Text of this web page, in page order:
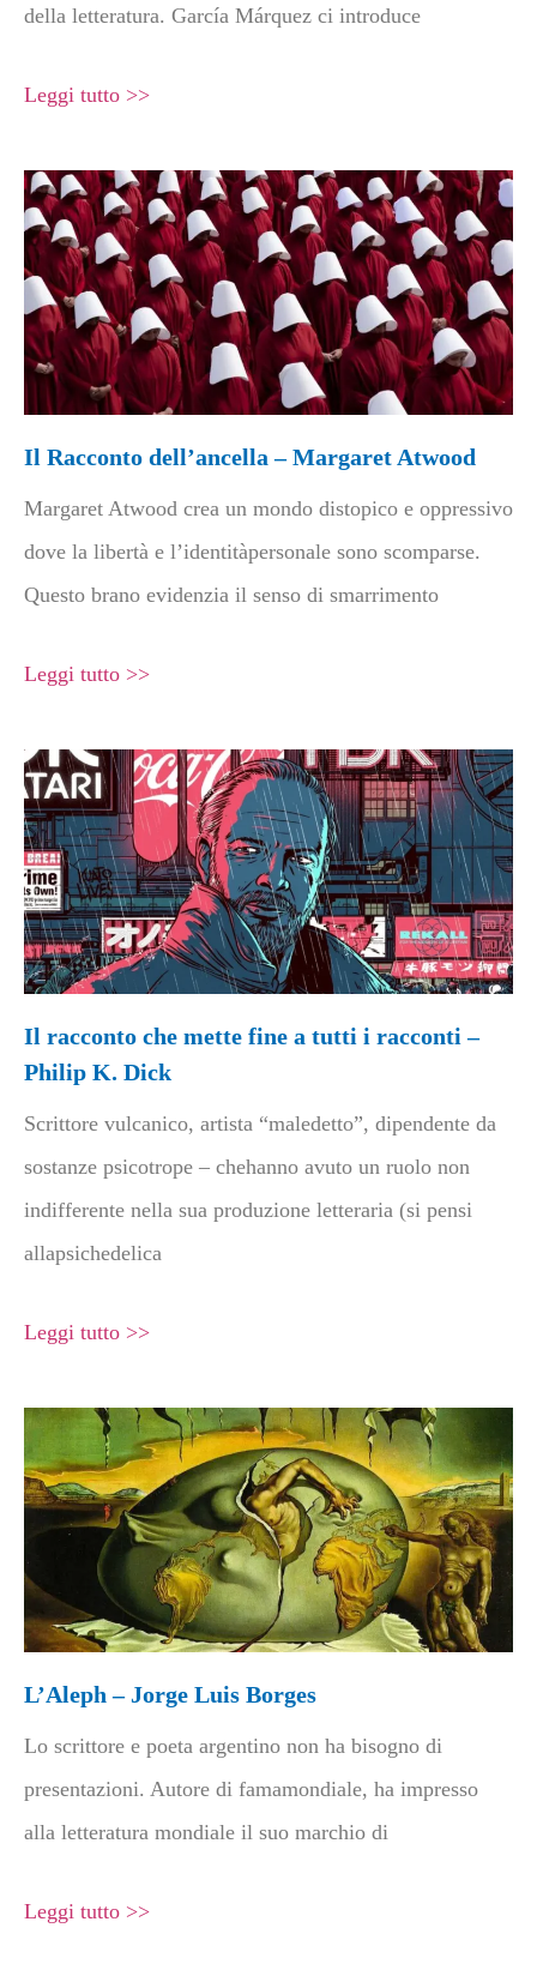
della letteratura. García Márquez ci introduce
Leggi tutto >>
Il Racconto dell’ancella – Margaret Atwood
Margaret Atwood crea un mondo distopico e oppressivo
dove la libertà e l’identitàpersonale sono scomparse.
Questo brano evidenzia il senso di smarrimento
Leggi tutto >>
Il racconto che mette fine a tutti i racconti –
Philip K. Dick
Scrittore vulcanico, artista “maledetto”, dipendente da
sostanze psicotrope – chehanno avuto un ruolo non
indifferente nella sua produzione letteraria (si pensi
allapsichedelica
Leggi tutto >>
L’Aleph – Jorge Luis Borges
Lo scrittore e poeta argentino non ha bisogno di
presentazioni. Autore di famamondiale, ha impresso
alla letteratura mondiale il suo marchio di
Leggi tutto >>